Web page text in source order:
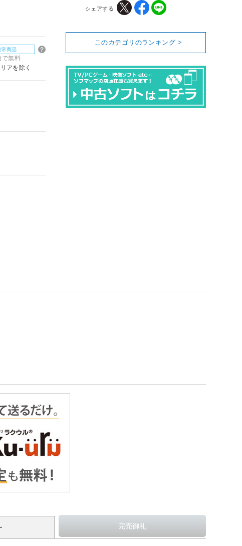
常商品
で無料
アを除く
シェアする
このカテゴリのランキング >